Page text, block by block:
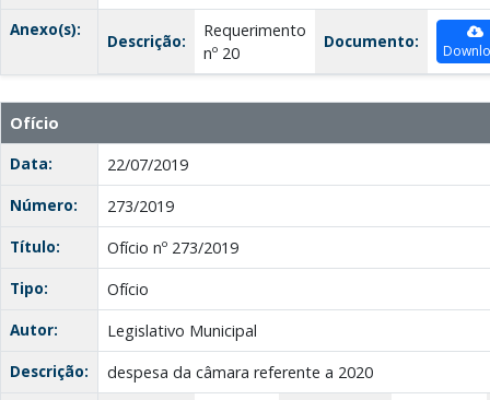
Anexo(s):
Descrição:
Requerimento
nº 20
Documento:
Ofício
Data:
22/07/2019
Número:
273/2019
Título:
Ofício nº 273/2019
Tipo:
Ofício
Autor:
Legislativo Municipal
Descrição:
despesa da câmara referente a 2020